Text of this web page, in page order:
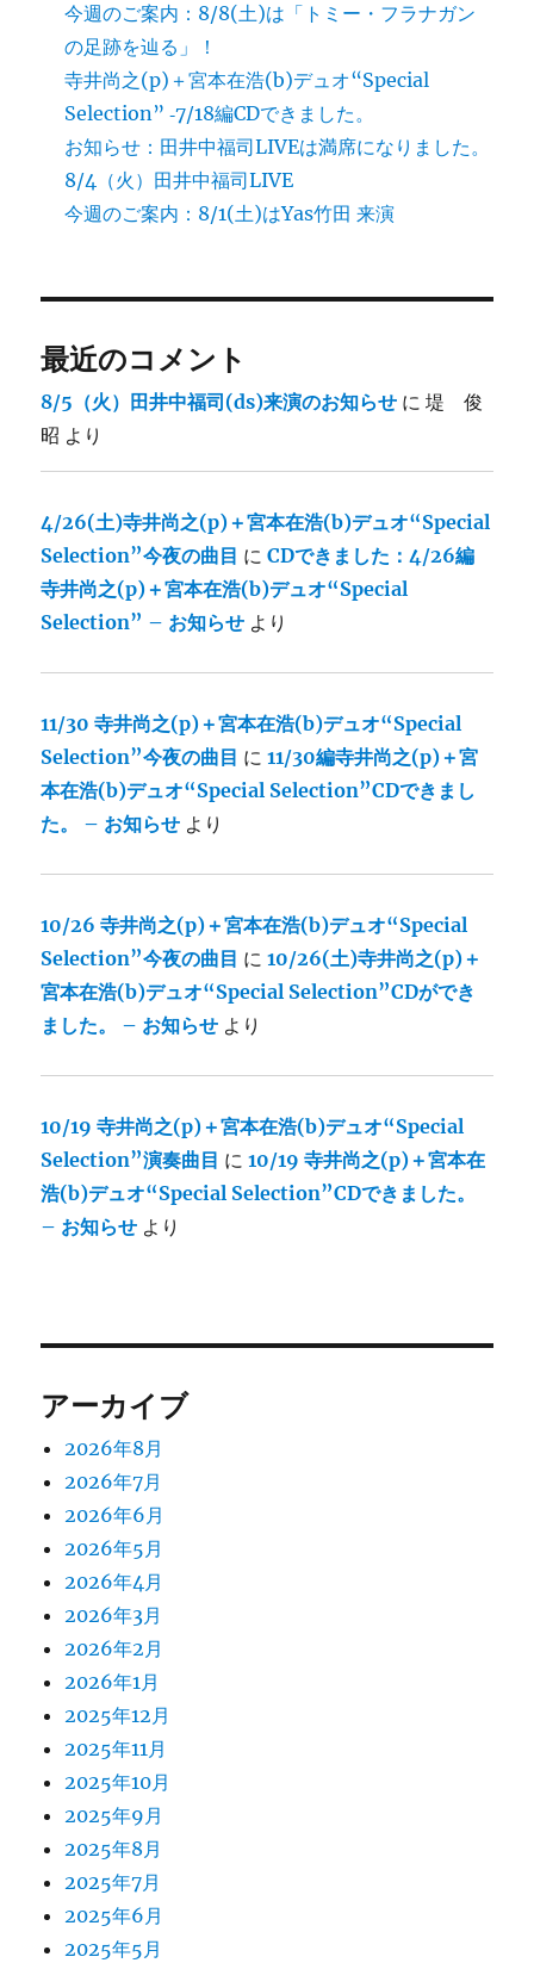
今週のご案内：8/8(土)は「トミー・フラナガン
の足跡を辿る」！
寺井尚之(p)＋宮本在浩(b)デュオ“Special
Selection” ‐7/18編CDできました。
お知らせ：田井中福司LIVEは満席になりました。
8/4（火）田井中福司LIVE
今週のご案内：8/1(土)はYas竹田 来演
最近のコメント
8/5（火）田井中福司(ds)来演のお知らせ に堤 俊
昭 より
4/26(土)寺井尚之(p)＋宮本在浩(b)デュオ“Special
Selection”今夜の曲目 にCDできました：4/26編
寺井尚之(p)＋宮本在浩(b)デュオ“Special
Selection” – お知らせ より
11/30 寺井尚之(p)＋宮本在浩(b)デュオ“Special
Selection”今夜の曲目 に11/30編寺井尚之(p)＋宮
本在浩(b)デュオ“Special Selection”CDできまし
た。 – お知らせ より
10/26 寺井尚之(p)＋宮本在浩(b)デュオ“Special
Selection”今夜の曲目 に10/26(土)寺井尚之(p)＋
宮本在浩(b)デュオ“Special Selection”CDができ
ました。 – お知らせ より
10/19 寺井尚之(p)＋宮本在浩(b)デュオ“Special
Selection”演奏曲目 に10/19 寺井尚之(p)＋宮本在
浩(b)デュオ“Special Selection”CDできました。
– お知らせ より
アーカイブ
2026年8月
2026年7月
2026年6月
2026年5月
2026年4月
2026年3月
2026年2月
2026年1月
2025年12月
2025年11月
2025年10月
2025年9月
2025年8月
2025年7月
2025年6月
2025年5月